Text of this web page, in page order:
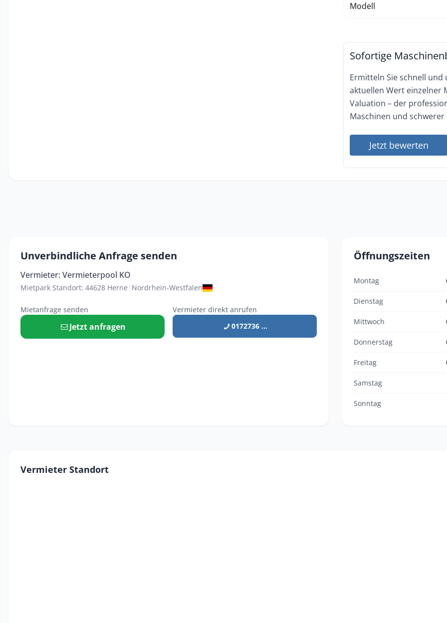
Modell
Sofortige
Ermitteln Sie schnell
aktuellen Wert einzelner
Valuation – der
Maschinen und schwerer
Jetzt bewerten
Unverbindliche Anfrage senden
Vermieter: Vermieterpool KO
Mietpark Standort: 44628 Herne | Nordrhein-Westfalen
Mietanfrage senden
Jetzt anfragen
Vermieter direkt anrufen
0172736 ...
Öffnungszeiten
Montag
Dienstag
Mittwoch
Donnerstag
Freitag
Samstag
Sonntag
Vermieter Standort